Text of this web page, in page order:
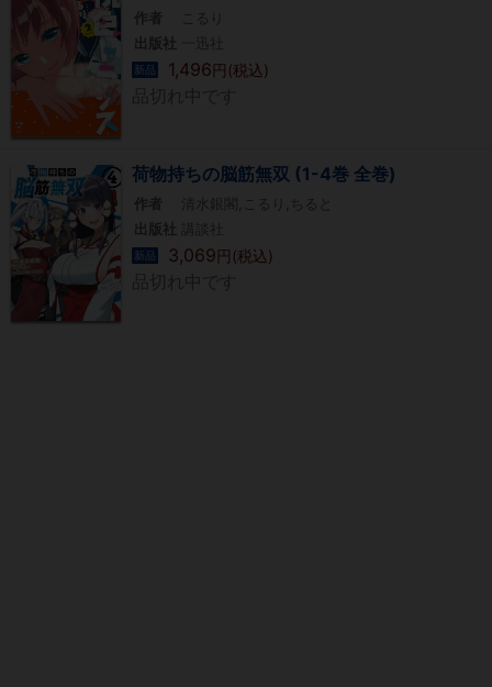
作者
こるり
出版社
一迅社
新品 1,496円(税込)
荷物持ちの脳筋無双 (1-4巻 全巻)
作者
清水銀閣,こるり,ちると
出版社
講談社
新品 3,069円(税込)